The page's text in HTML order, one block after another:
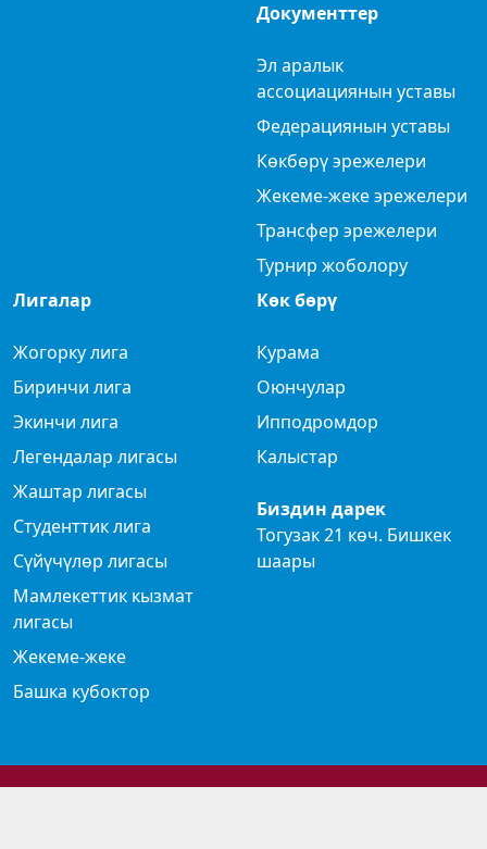
Документтер
Эл аралык
ассоциациянын уставы
Федерациянын уставы
Көкбөрү эрежелери
Жекеме-жеке эрежелери
Трансфер эрежелери
Турнир жоболору
Лигалар
Жогорку лига
Биринчи лига
Экинчи лига
Легендалар лигасы
Жаштар лигасы
Студенттик лига
Сүйүчүлөр лигасы
Мамлекеттик кызмат
лигасы
Жекеме-жеке
Башка кубоктор
Көк бөрү
Курама
Оюнчулар
Ипподромдор
Калыстар
Биздин дарек
Тогузак 21 көч. Бишкек
шаары